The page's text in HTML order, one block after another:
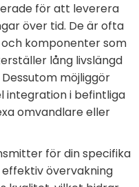
för att leverera
över tid. De är ofta
komponenter som
lång livslängd
möjliggör
integration i befintliga
omvandlare eller
för din specifika
övervakning